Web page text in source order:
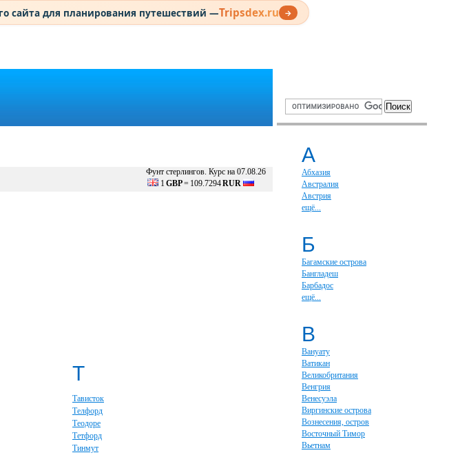
сайта для планирования путешествий —Tripsdex.ru →
Фунт стерлингов. Курс на 07.08.26
1 GBP= 109.7294RUR
Т
Тависток
Телфорд
Теодоре
Тетфорд
Тинмут
А
Абхазия
Австралия
Австрия
ещё...
Б
Багамские острова
Бангладеш
Барбадос
ещё...
В
Вануату
Ватикан
Великобритания
Венгрия
Венесуэла
Виргинские острова
Вознесения, остров
Восточный Тимор
Вьетнам